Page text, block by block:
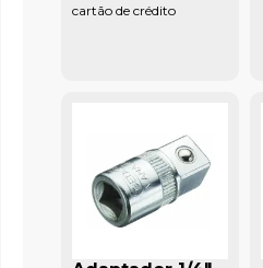
cartão de crédito